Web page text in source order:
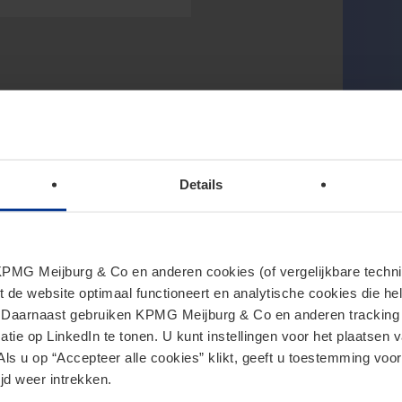
Details
Meijburg & Co en anderen cookies (of vergelijkbare
website optimaal functioneert en analytische cookies die
gebruiken KPMG Meijburg & Co en anderen
op LinkedIn te tonen. U kunt instellingen voor het plaatsen
u op “Accepteer alle cookies” klikt, geeft u toestemming
weer intrekken.